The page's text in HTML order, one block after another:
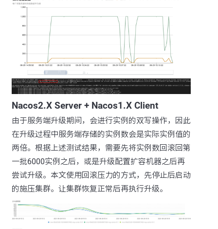
Nacos2.X Server + Nacos1.X Client
由于服务端升级期间，会进行实例的双写操作，因此
在升级过程中服务端存储的实例数会是实际实例值的
两倍。根据上述测试结果，需要先将实例数回滚回第
一批6000实例之后，或是升级配置扩容机器之后再
尝试升级。本文使用回滚压力的方式，先停止后启动
的施压集群。让集群恢复正常后再执行升级。